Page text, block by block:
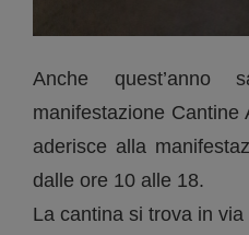
Anche
manifestazione Cantine
aderisce alla
dalle ore 10 alle 18.
La cantina si trova in